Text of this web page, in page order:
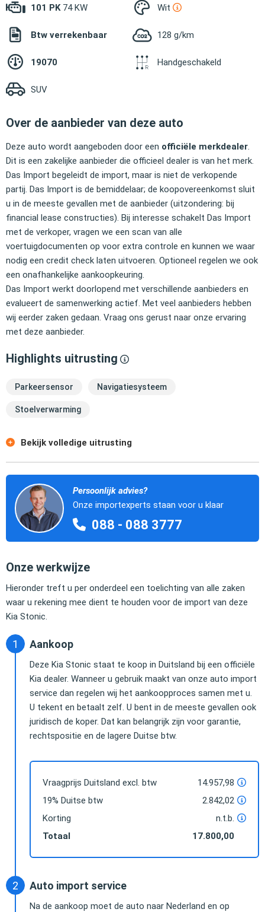
101 PK 74 KW Wit
Btw verrekenbaar 128 g/km
19070 Handgeschakeld
SUV
Over de aanbieder van deze auto
Deze auto wordt aangeboden door een officiële merkdealer
Dit is een zakelijke aanbieder die officieel dealer is van het merk.
Das Import begeleidt de import, maar is niet de verkopende
partij. Das Import is de bemiddelaar; de koopovereenkomst sluit
u in de meeste gevallen met de aanbieder (uitzondering: bij
financial lease constructies). Bij interesse schakelt Das Import
met de verkoper, vragen we een scan van alle
voertuigdocumenten op voor extra controle en kunnen we waar
nodig een credit check laten uitvoeren. Optioneel regelen we ook
een onafhankelijke aankoopkeuring.
Das Import werkt doorlopend met verschillende aanbieders en
evalueert de samenwerking actief. Met veel aanbieders hebben
wij eerder zaken gedaan. Vraag ons gerust naar onze ervaring
met deze aanbieder.
Highlights uitrusting
Parkeersensor Navigatiesysteem
Stoelverwarming
Bekijk volledige uitrusting
Persoonlijk advies?
Onze importexperts staan voor u klaar
088 - 088 3777
Onze werkwijze
Hieronder treft u per onderdeel een toelichting van alle zaken
waar u rekening mee dient te houden voor de import van deze
Kia Stonic.
Aankoop
Deze Kia Stonic staat te koop in Duitsland bij een officiële
Kia dealer. Wanneer u gebruik maakt van onze auto import
service dan regelen wij het aankoopproces samen met u.
U tekent en betaalt zelf. U bent in de meeste gevallen ook
juridisch de koper. Dat kan belangrijk zijn voor garantie,
rechtspositie en de lagere Duitse btw.
Vraagprijs Duitsland excl. btw
14.957,98
19% Duitse btw
2.842,02
Korting
n.t.b.
Totaal
17.800,00
Auto import service
Na de aankoop moet de auto naar Nederland en op